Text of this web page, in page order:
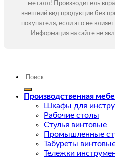
металл! Производитель
внешний вид продукции без
покупателя, если это не
Информация на сайте не
Искать:
Производственная
Шкафы для
Рабочие столы
Стулья винтовые
Промышленные
Табуреты винтовые
Тележки